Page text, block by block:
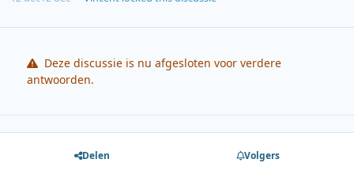
Deze discussie is nu afgesloten voor verdere
antwoorden.
Delen Volgers